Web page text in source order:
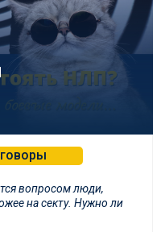
вопросом люди,
на секту. Нужно ли